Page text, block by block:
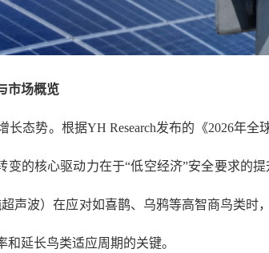
市场概览
长态势。根据YH Research发布的《2026年
变的核心驱动力在于“低空经济”安全要求的
声波）在应对如喜鹊、乌鸦等高智商鸟类
延长鸟类适应周期的关键。